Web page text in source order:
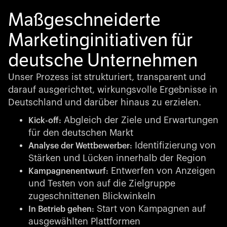
Maßgeschneiderte
Marketinginitiativen für
deutsche Unternehmen
Unser Prozess ist strukturiert, transparent und
darauf ausgerichtet, wirkungsvolle Ergebnisse in
Deutschland und darüber hinaus zu erzielen.
Kick-off: Abgleich der Ziele und Erwartungen
für den deutschen Markt
Analyse der Wettbewerber:
Identifizierung von
Stärken und Lücken innerhalb der Region
Kampagnenentwurf: Entwerfen von Anzeigen
und Testen von auf die Zielgruppe
zugeschnittenen Blickwinkeln
In Betrieb gehen: Start von Kampagnen auf
ausgewählten Plattformen